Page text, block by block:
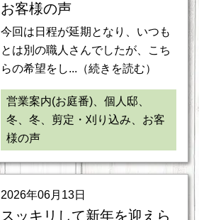
お客様の声
今回は日程が延期となり、いつも
とは別の職人さんでしたが、こち
らの希望をし...（続きを読む）
営業案内(お庭番)、個人邸、
冬、冬、剪定・刈り込み、お客
様の声
2026年06月13日
スッキリして新年を迎えら